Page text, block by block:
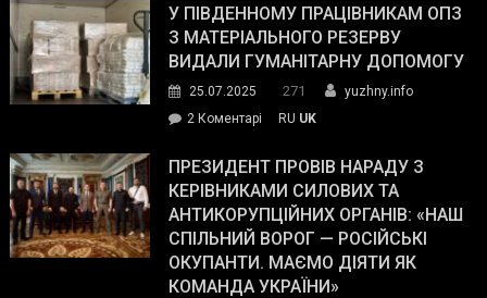
завойовує
симпатії
виборців
The
Street
Journal.
У ПІВДЕННОМУ ПРАЦІВНИКАМ ОПЗ
З МАТЕРІАЛЬНОГО РЕЗЕРВУ
ВИДАЛИ ГУМАНІТАРНУ ДОПОМОГУ
25.07.2025 271
yuzhny.info
2 Коментарі
Південному
працівникам
ОПЗ
з
матеріального
резерву
RU UK
ПРЕЗИДЕНТ ПРОВІВ НАРАДУ З
КЕРІВНИКАМИ СИЛОВИХ ТА
АНТИКОРУПЦІЙНИХ ОРГАНІВ: «НАШ
СПІЛЬНИЙ ВОРОГ — РОСІЙСЬКІ
ОКУПАНТИ. МАЄМО ДІЯТИ ЯК
КОМАНДА УКРАЇНИ»